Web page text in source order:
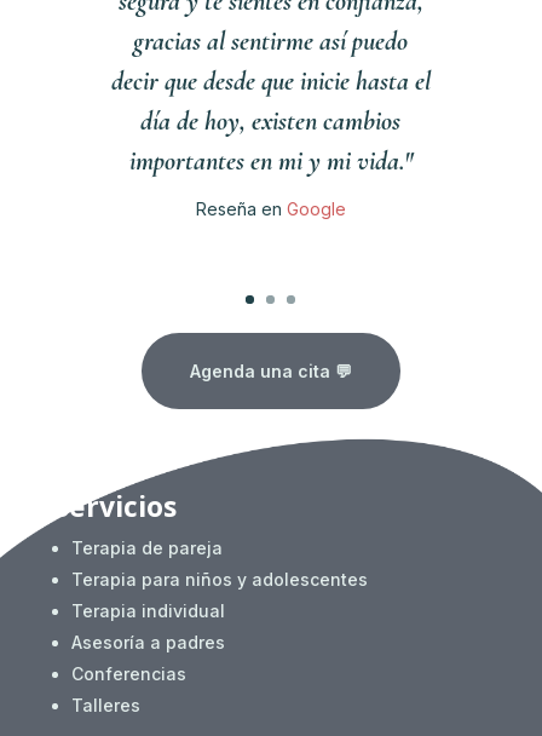
gracias al sentirme así puedo
decir que desde que inicie hasta el
día de hoy, existen cambios
importantes en mi y mi vida."
Reseña en Google
Agenda una cita 💬
Servicios
Terapia de pareja
Terapia para niños y adolescentes
Terapia individual
Asesoría a padres
Conferencias
Talleres